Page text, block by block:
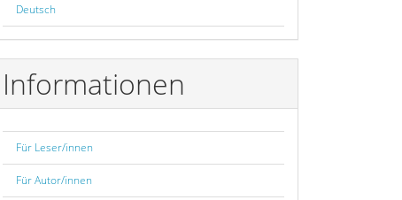
Deutsch
Informationen
Für Leser/innen
Für Autor/innen